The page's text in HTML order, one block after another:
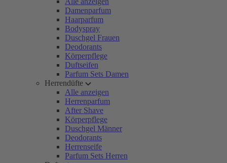
Damenparfum
Haarparfum
Bodyspray
Duschgel Frauen
Deodorants
Körperpflege
Duftseifen
Parfum Sets Damen
Herrendüfte
Alle anzeigen
Herrenparfum
After Shave
Körperpflege
Duschgel Männer
Deodorants
Herrenseife
Parfum Sets Herren